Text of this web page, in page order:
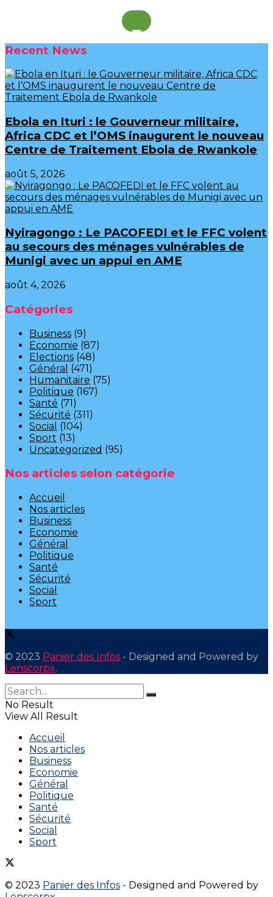
Recent News
Ebola en Ituri : le Gouverneur militaire,
Africa CDC et l’OMS inaugurent le nouveau
Centre de Traitement Ebola de Rwankole
août 5, 2026
‎Nyiragongo : Le PACOFEDI et le FFC volent
au secours des ménages vulnérables de
Munigi avec un appui en AME‎‎
août 4, 2026
Catégories
Business (9)
Economie (87)
Elections (48)
Général (471)
Humanitaire (75)
Politique (167)
Santé (71)
Sécurité (311)
Social (104)
Sport (13)
Uncategorized (95)
Nos articles selon catégorie
Accueil
Nos articles
Business
Economie
Général
Politique
Santé
Sécurité
Social
Sport
© 2023 Panier des Infos - Designed and Powered by
Lenscorpx.
No Result
View All Result
Accueil
Nos articles
Business
Economie
Général
Politique
Santé
Sécurité
Social
Sport
© 2023 Panier des Infos - Designed and Powered by